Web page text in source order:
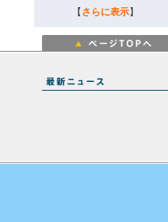
【 さらに表示】